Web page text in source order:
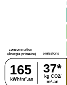
consommation
(énergie primaire)
émissions
kg CO2/
m².an
kWh/m².an
165 37*